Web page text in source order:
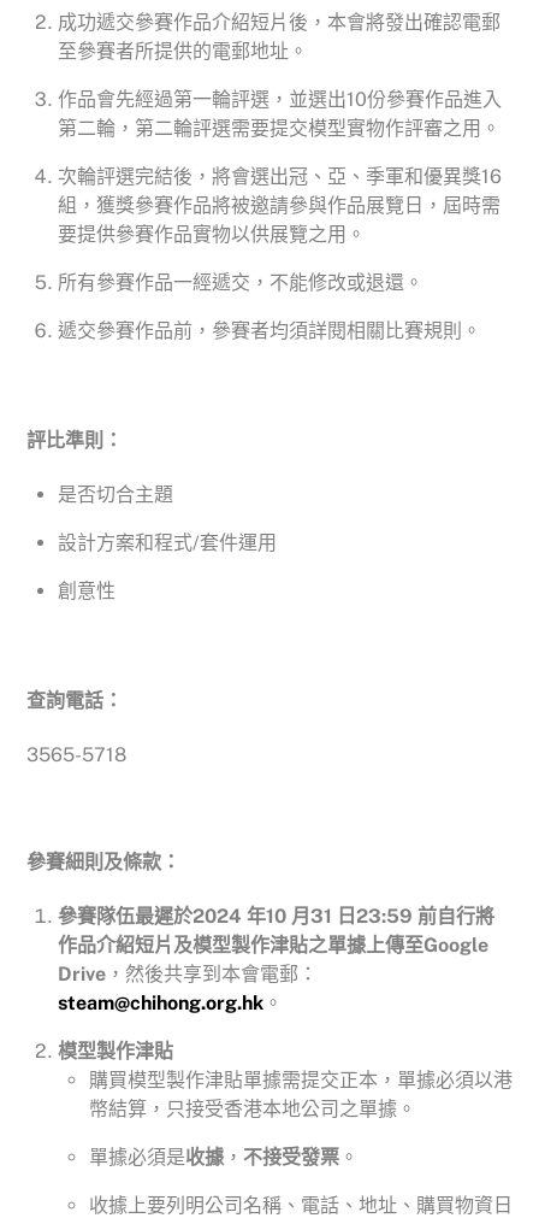
成功遞交參賽作品介紹短片後，本會將發出確認電郵
至參賽者所提供的電郵地址。
作品會先經過第一輪評選，並選出10份參賽作品進入
第二輪，第二輪評選需要提交模型實物作評審之用。
次輪評選完結後，將會選出冠、亞、季軍和優異獎16
組，獲獎參賽作品將被邀請參與作品展覽日，屆時需
要提供參賽作品實物以供展覽之用。
所有參賽作品一經遞交，不能修改或退還。
遞交參賽作品前，參賽者均須詳閱相關比賽規則。
評比準則：
是否切合主題
設計方案和程式/套件運用
創意性
查詢電話：
3565-5718
參賽細則及條款：
參賽隊伍最遲於2024 年10 月31 日23:59 前自行將
作品介紹短片及模型製作津貼之單據上傳至Google
Drive ，然後共享到本會電郵：
steam@chihong.org.hk 。
模型製作津貼
購買模型製作津貼單據需提交正本，單據必須以港
幣結算，只接受香港本地公司之單據。
單據必須是收據， 不接受發票。
收據上要列明公司名稱、電話、地址、購買物資日